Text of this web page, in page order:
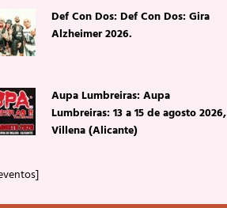
Def Con Dos: Def Con Dos: Gira
Alzheimer 2026.
Aupa Lumbreiras: Aupa
Lumbreiras: 13 a 15 de agosto 2026,
Villena (Alicante)